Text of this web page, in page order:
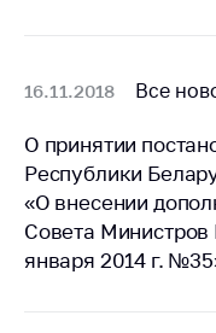
16.11.2018 Все
О принятии
Республики
«О внесении
Совета Министров
января 2014 г.